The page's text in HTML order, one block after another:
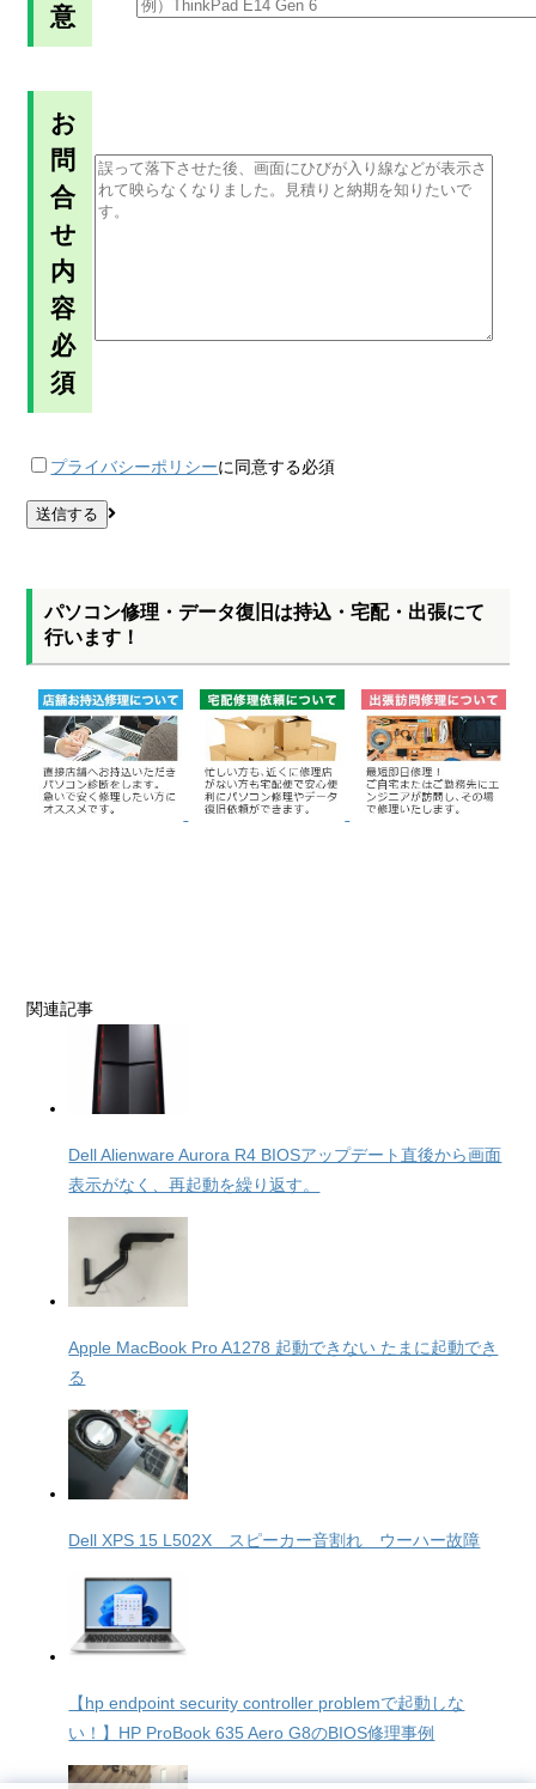
意
お
問
合
せ
内
容
必
須
プライバシーポリシーに同意する必須
パソコン修理・データ復旧は持込・宅配・出張にて
行います！
関連記事
Dell Alienware Aurora R4 BIOSアップデート直後から画面
表示がなく、再起動を繰り返す。
Apple MacBook Pro A1278 起動できない たまに起動でき
る
Dell XPS 15 L502X スピーカー音割れ ウーハー故障
【hp endpoint security controller problemで起動しな
い！】HP ProBook 635 Aero G8のBIOS修理事例